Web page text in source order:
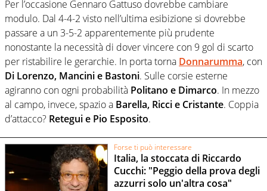
Per l’occasione Gennaro Gattuso dovrebbe cambiare
modulo. Dal 4-4-2 visto nell’ultima esibizione si dovrebbe
passare a un 3-5-2 apparentemente più prudente
nonostante la necessità di dover vincere con 9 gol di scarto
per ristabilire le gerarchie. In porta torna Donnarumma, con
Di Lorenzo, Mancini e Bastoni. Sulle corsie esterne
agiranno con ogni probabilità Politano e Dimarco. In mezzo
al campo, invece, spazio a Barella, Ricci e Cristante. Coppia
d’attacco? Retegui e Pio Esposito.
Forse ti può interessare
Italia, la stoccata di Riccardo
Cucchi: "Peggio della prova degli
azzurri solo un'altra cosa"